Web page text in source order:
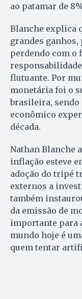
ao patamar de
Blanche explica
grandes ganhos,
perdendo com o
flutuante. Por
monetária foi o
brasileira, sendo
econômico
década.
Nathan Blanche
inflação esteve
adoção do tripé
externos a
também
da emissão de
importante para
mundo hoje é
quem tentar